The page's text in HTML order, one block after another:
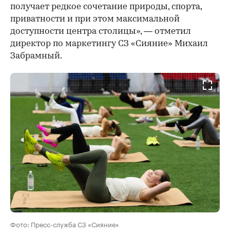
получает редкое сочетание природы, спорта,
приватности и при этом максимальной
доступности центра столицы», — отметил
директор по маркетингу СЗ «Сияние» Михаил
Забрамный.
Фото: Пресс-служба СЗ «Сияние»